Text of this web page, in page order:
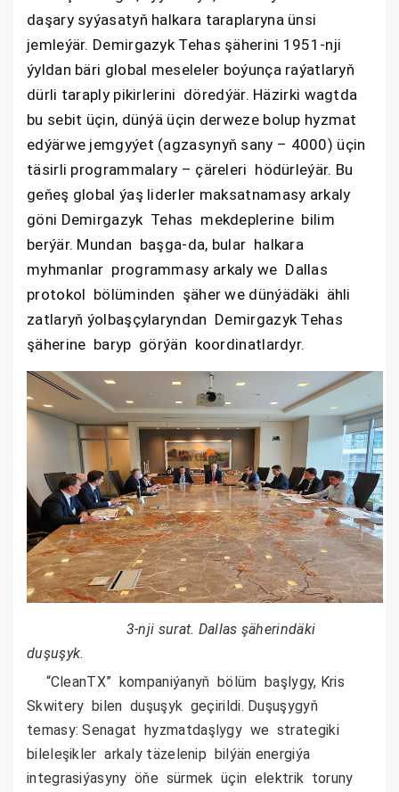
daşary syýasatyň halkara taraplaryna ünsi
jemleýär. Demirgazyk Tehas şäherini 1951-nji
ýyldan bäri global meseleler boýunça raýatlaryň
dürli taraply pikirlerini döredýär. Häzirki wagtda
bu sebit üçin, dünýä üçin derweze bolup hyzmat
edýärwe jemgyýet (agzasynyň sany – 4000) üçin
täsirli programmalary – çäreleri hödürleýär. Bu
geňeş global ýaş liderler maksatnamasy arkaly
göni Demirgazyk Tehas mekdeplerine bilim
berýär. Mundan başga-da, bular halkara
myhmanlar programmasy arkaly we Dallas
protokol bölüminden şäher we dünýädäki ähli
zatlaryň ýolbaşçylaryndan Demirgazyk Tehas
şäherine baryp görýän koordinatlardyr.
3-nji surat. Dallas şäherindäki
duşuşyk.
“CleanTX” kompaniýanyň bölüm başlygy, Kris
Skwitery bilen duşuşyk geçirildi. Duşuşygyň
temasy: Senagat hyzmatdaşlygy we strategiki
bileleşikler arkaly täzelenip bilýän energiýa
integrasiýasyny öňe sürmek üçin elektrik toruny